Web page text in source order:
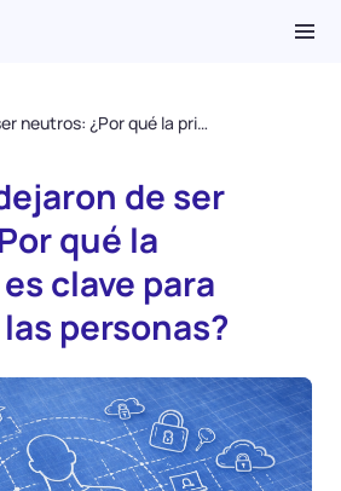
Los datos dejaron de ser neutros: ¿Por qué la privacidad es clave para proteger a las personas?
de ser
qué la
clave para
personas?